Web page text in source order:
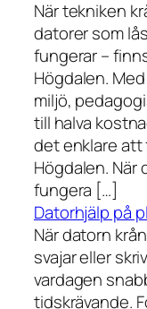
När tekniken
datorer som
fungerar –
Högdalen.
miljö,
till halva
det enklare att
Högdalen.
fungera […]
Datorhjälp på
När datorn
svajar eller
vardagen
tidskrävande.